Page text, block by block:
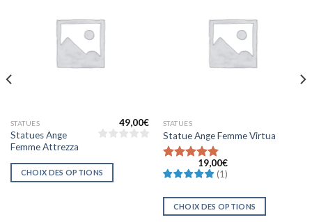
STATUES
Statues Ange
Femme Attrezza
49,00€
CHOIX DES OPTIONS
STATUES
Statue Ange Femme Virtua
Note
5.0000000000000000
19,00€
(1)
CHOIX DES OPTIONS